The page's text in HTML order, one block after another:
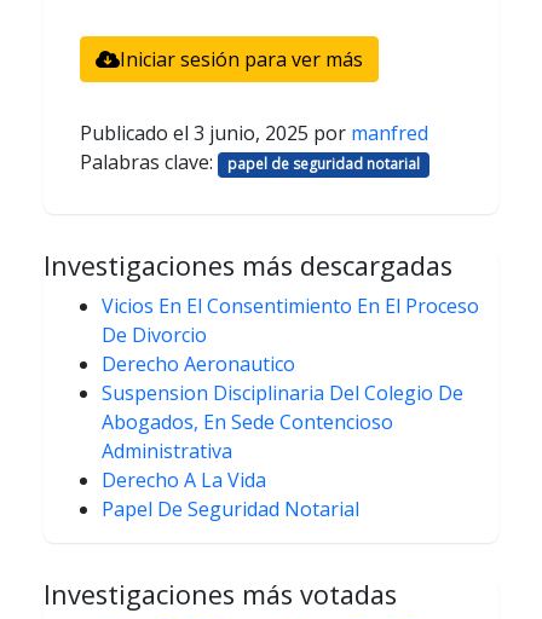
Iniciar sesión para ver más
Publicado el 3 junio, 2025 por manfred
Palabras clave:
papel de seguridad notarial
Investigaciones más descargadas
Vicios En El Consentimiento En El Proceso
De Divorcio
Derecho Aeronautico
Suspension Disciplinaria Del Colegio De
Abogados, En Sede Contencioso
Administrativa
Derecho A La Vida
Papel De Seguridad Notarial
Investigaciones más votadas